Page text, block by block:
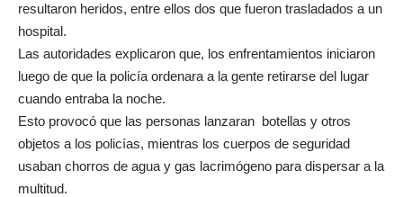
resultaron heridos, entre ellos dos que fueron trasladados a un
hospital.
Las autoridades explicaron que, los enfrentamientos iniciaron
luego de que la policía ordenara a la gente retirarse del lugar
cuando entraba la noche.
Esto provocó que las personas lanzaran botellas y otros
objetos a los policías, mientras los cuerpos de seguridad
usaban chorros de agua y gas lacrimógeno para dispersar a la
multitud.